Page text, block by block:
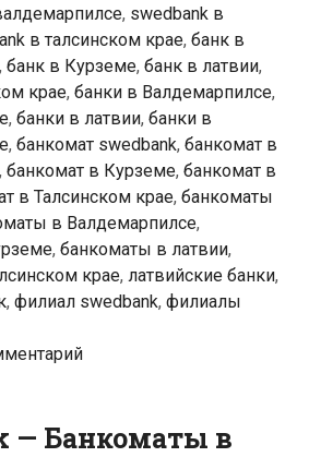
, swedbank в
в талсинском крае, банк в
, банк в Курземе, банк в латвии,
крае, банки в Валдемарпилсе,
, банки в латвии, банки в
, банкомат swedbank, банкомат в
, банкомат в Курземе, банкомат в
в Талсинском крае, банкоматы
в Валдемарпилсе,
, банкоматы в латвии,
крае, латвийские банки,
, филиал swedbank, филиалы
— Банкоматы в